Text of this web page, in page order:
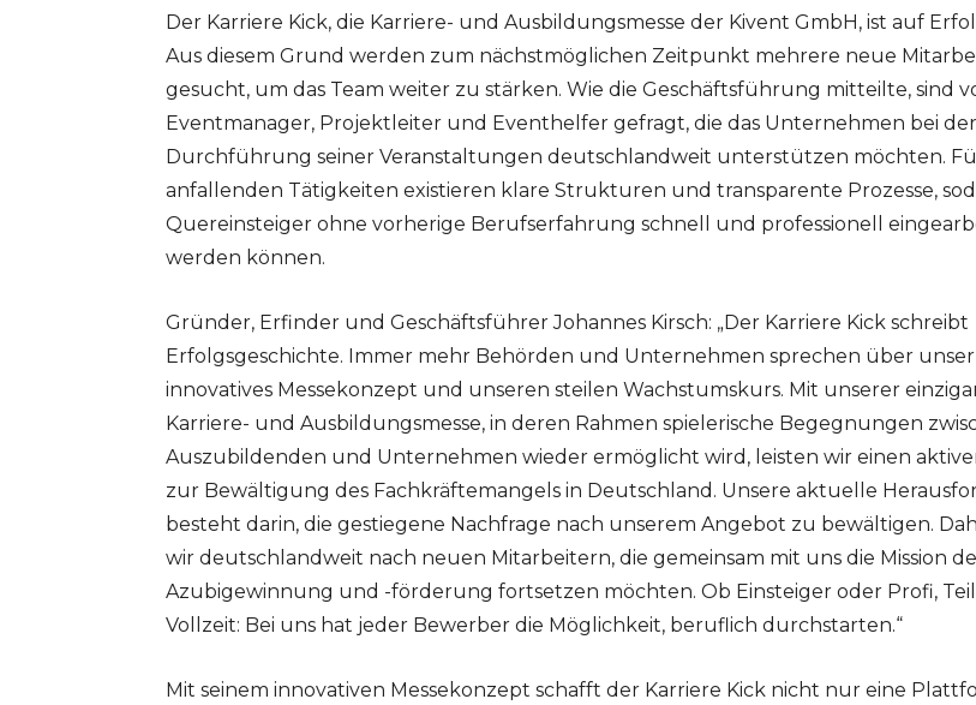
Der Karriere Kick, die Karriere- und Ausbildungsmesse der Kivent GmbH, ist auf
Aus diesem Grund werden zum nächstmöglichen Zeitpunkt mehrere neue
gesucht, um das Team weiter zu stärken. Wie die Geschäftsführung mitteilte, sind
Eventmanager, Projektleiter und Eventhelfer gefragt, die das Unternehmen bei der
Durchführung seiner Veranstaltungen deutschlandweit unterstützen möchten.
anfallenden Tätigkeiten existieren klare Strukturen und transparente Prozesse,
Quereinsteiger ohne vorherige Berufserfahrung schnell und professionell
werden können.
Gründer, Erfinder und Geschäftsführer Johannes Kirsch: „Der Karriere Kick schreibt
Erfolgsgeschichte. Immer mehr Behörden und Unternehmen sprechen über unser
innovatives Messekonzept und unseren steilen Wachstumskurs. Mit unserer
Karriere- und Ausbildungsmesse, in deren Rahmen spielerische Begegnungen
Auszubildenden und Unternehmen wieder ermöglicht wird, leisten wir einen
zur Bewältigung des Fachkräftemangels in Deutschland. Unsere aktuelle
besteht darin, die gestiegene Nachfrage nach unserem Angebot zu bewältigen.
wir deutschlandweit nach neuen Mitarbeitern, die gemeinsam mit uns die Mission
Azubigewinnung und -förderung fortsetzen möchten. Ob Einsteiger oder Profi,
Vollzeit: Bei uns hat jeder Bewerber die Möglichkeit, beruflich durchstarten.“
Mit seinem innovativen Messekonzept schafft der Karriere Kick nicht nur eine